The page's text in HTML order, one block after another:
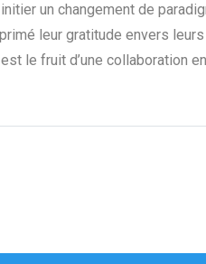
un changement de
leur gratitude envers
le fruit d’une collaboration